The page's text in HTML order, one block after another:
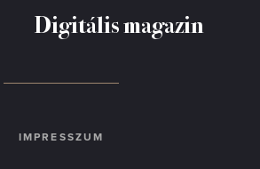
Digitális magazin
IMPRESSZUM